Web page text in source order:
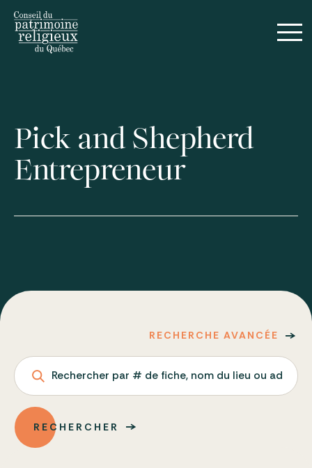
Pick and Shepherd
Entrepreneur
RECHERCHE AVANCÉE
Rechercher par # de fiche, nom du lieu ou adresse
RECHERCHER